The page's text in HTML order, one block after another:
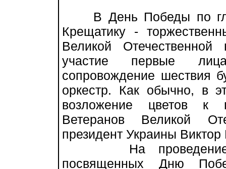
В День Победы по
Крещатику -
Великой
участие первые
сопровождение шествия
оркестр. Как обычно, в
возложение цветов к
Ветеранов Великой
президент Украины
На проведение
посвященных Дню